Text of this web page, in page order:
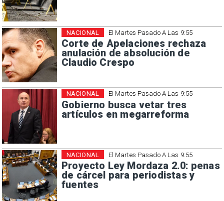
El Martes Pasado A Las 9:55
Corte de Apelaciones rechaza
anulación de absolución de
Claudio Crespo
NACIONAL
El Martes Pasado A Las 9:55
Gobierno busca vetar tres
artículos en megarreforma
NACIONAL
El Martes Pasado A Las 9:55
Proyecto Ley Mordaza 2.0: penas
de cárcel para periodistas y
fuentes
NACIONAL